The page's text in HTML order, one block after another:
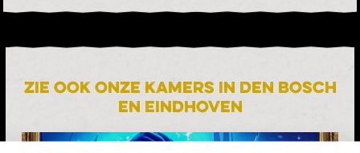
Zie ook onze kamers in Den bosch
en Eindhoven